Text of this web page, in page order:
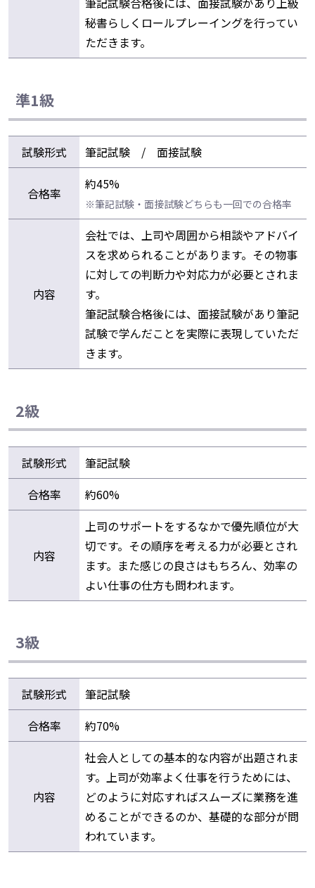
秘書らしくロールプレーイングを行ってい
ただきます。
準1級
試験形式 筆記試験 / 面接試験
合格率
約45%
※筆記試験・面接試験どちらも一回での合格率
内容
会社では、上司や周囲から相談やアドバイ
スを求められることがあります。その物事
に対しての判断力や対応力が必要とされま
す。
筆記試験合格後には、面接試験があり筆記
試験で学んだことを実際に表現していただ
きます。
2級
試験形式
筆記試験
合格率
約60%
内容
上司のサポートをするなかで優先順位が大
切です。その順序を考える力が必要とされ
ます。また感じの良さはもちろん、効率の
よい仕事の仕方も問われます。
3級
試験形式
筆記試験
合格率
約70%
内容
社会人としての基本的な内容が出題されま
す。上司が効率よく仕事を行うためには、
どのように対応すればスムーズに業務を進
めることができるのか、基礎的な部分が問
われています。